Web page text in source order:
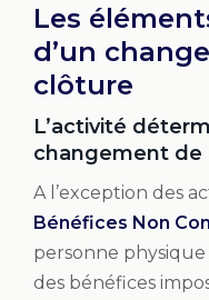
Les
d’un
clôture
L’activité
changement
A l’exception des
Bénéfices Non
personne
des bénéfices